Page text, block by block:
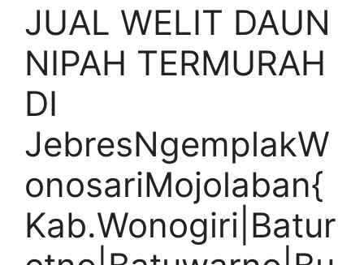
JUAL WELIT DAUN
NIPAH TERMURAH
DI
JebresNgemplakW
onosariMojolaban{
Kab.Wonogiri|Batur